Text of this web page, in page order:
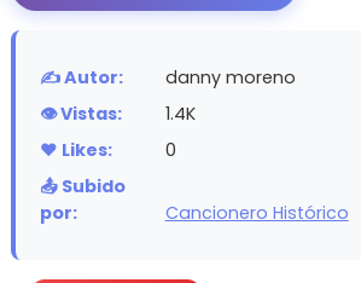
✍️ Autor:
danny moreno
👁️ Vistas:
1.4K
❤️ Likes:
0
📤 Subido
por:
Cancionero Histórico